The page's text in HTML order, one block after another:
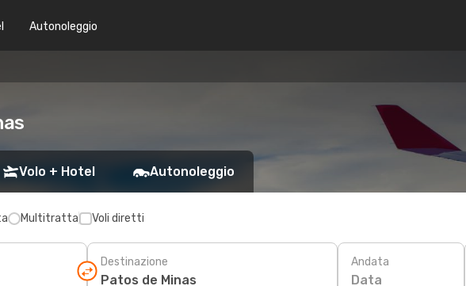
Autonoleggio
Volo + Hotel Autonoleggio
Multitratta Voli diretti
Destinazione Andata
Data